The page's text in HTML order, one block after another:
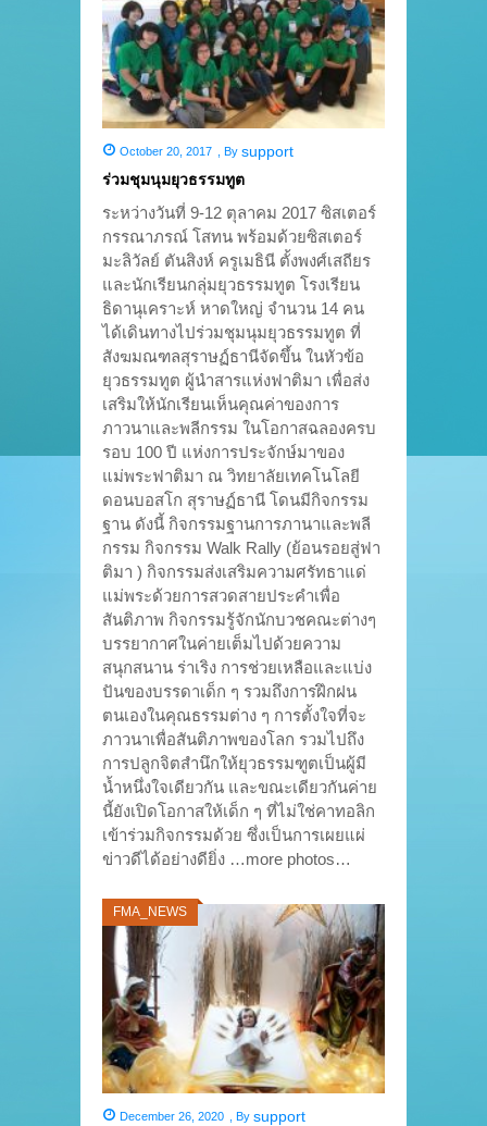
October 20, 2017 , By support
ร่วมชุมนุมยุวธรรมทูต
ระหว่างวันที่ 9-12 ตุลาคม 2017 ซิสเตอร์
กรรณาภรณ์ โสทน พร้อมด้วยซิสเตอร์
มะลิวัลย์ ตันสิงห์ ครูเมธินี ตั้งพงศ์เสถียร
และนักเรียนกลุ่มยุวธรรมทูต โรงเรียน
ธิดานุเคราะห์ หาดใหญ่ จำนวน 14 คน
ได้เดินทางไปร่วมชุมนุมยุวธรรมทูต ที่
สังฆมณฑลสุราษฏ์ธานีจัดขึ้น ในหัวข้อ
ยุวธรรมทูต ผู้นำสารแห่งฟาติมา เพื่อส่ง
เสริมให้นักเรียนเห็นคุณค่าของการ
ภาวนาและพลีกรรม ในโอกาสฉลองครบ
รอบ 100 ปี แห่งการประจักษ์มาของ
แม่พระฟาติมา ณ วิทยาลัยเทคโนโลยี
ดอนบอสโก สุราษฏ์ธานี โดนมีกิจกรรม
ฐาน ดังนี้ กิจกรรมฐานการภานาและพลี
กรรม กิจกรรม Walk Rally (ย้อนรอยสู่ฟา
ติมา ) กิจกรรมส่งเสริมความศรัทธาแด่
แม่พระด้วยการสวดสายประคำเพื่อ
สันติภาพ กิจกรรมรู้จักนักบวชคณะต่างๆ
บรรยากาศในค่ายเต็มไปด้วยความ
สนุกสนาน ร่าเริง การช่วยเหลือและแบ่ง
ปันของบรรดาเด็ก ๆ รวมถึงการฝึกฝน
ตนเองในคุณธรรมต่าง ๆ การตั้งใจที่จะ
ภาวนาเพื่อสันติภาพของโลก รวมไปถึง
การปลูกจิตสำนึกให้ยุวธรรมฑูตเป็นผู้มี
น้ำหนึ่งใจเดียวกัน และขณะเดียวกันค่าย
นี้ยังเปิดโอกาสให้เด็ก ๆ ที่ไม่ใช่คาทอลิก
เข้าร่วมกิจกรรมด้วย ซึ่งเป็นการเผยแผ่
ข่าวดีได้อย่างดียิ่ง …more photos…
FMA_NEWS
December 26, 2020 By support